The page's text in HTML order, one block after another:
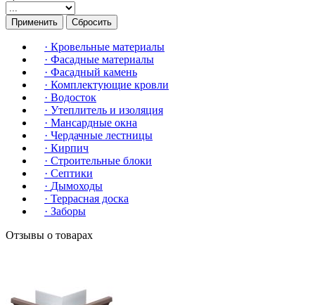
Применить Сбросить
· Кровельные материалы
· Фасадные материалы
· Фасадный камень
· Комплектующие кровли
· Водосток
· Утеплитель и изоляция
· Мансардные окна
· Чердачные лестницы
· Кирпич
· Строительные блоки
· Септики
· Дымоходы
· Террасная доска
· Заборы
Отзывы о товарах